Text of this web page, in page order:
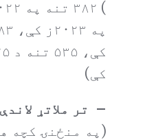
کې)
– تر ملاتړ